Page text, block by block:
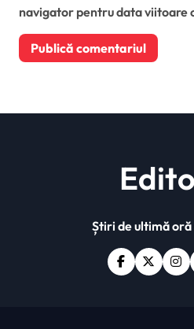
navigator pentru data viitoare
Știri de ultimă